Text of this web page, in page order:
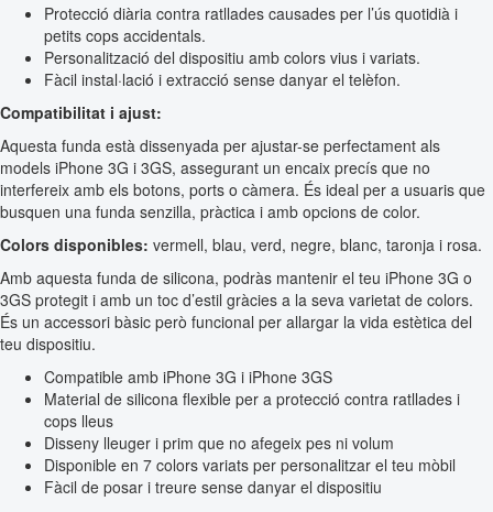
Protecció diària contra ratllades causades per l’ús quotidià i
petits cops accidentals.
Personalització del dispositiu amb colors vius i variats.
Fàcil instal·lació i extracció sense danyar el telèfon.
Compatibilitat i ajust:
Aquesta funda està dissenyada per ajustar-se perfectament als
models iPhone 3G i 3GS, assegurant un encaix precís que no
interfereix amb els botons, ports o càmera. És ideal per a usuaris que
busquen una funda senzilla, pràctica i amb opcions de color.
Colors disponibles: vermell, blau, verd, negre, blanc, taronja i rosa.
Amb aquesta funda de silicona, podràs mantenir el teu iPhone 3G o
3GS protegit i amb un toc d’estil gràcies a la seva varietat de colors.
És un accessori bàsic però funcional per allargar la vida estètica del
teu dispositiu.
Compatible amb iPhone 3G i iPhone 3GS
Material de silicona flexible per a protecció contra ratllades i
cops lleus
Disseny lleuger i prim que no afegeix pes ni volum
Disponible en 7 colors variats per personalitzar el teu mòbil
Fàcil de posar i treure sense danyar el dispositiu